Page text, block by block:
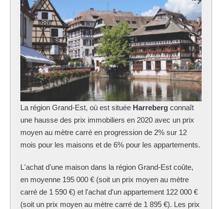
La région Grand-Est, où est située Harreberg connaît
une hausse des prix immobiliers en 2020 avec un prix
moyen au mètre carré en progression de 2% sur 12
mois pour les maisons et de 6% pour les appartements.
L'achat d'une maison dans la région Grand-Est coûte,
en moyenne 195 000 € (soit un prix moyen au mètre
carré de 1 590 €) et l'achat d'un appartement 122 000 €
(soit un prix moyen au mètre carré de 1 895 €). Les prix